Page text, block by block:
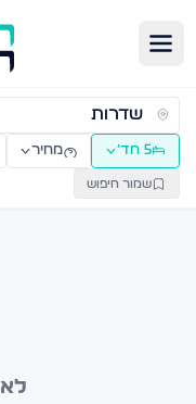
דירות למכירה
5 חד׳ מחיר
שמור חיפוש
לא